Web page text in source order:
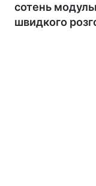
сотень
швидкого